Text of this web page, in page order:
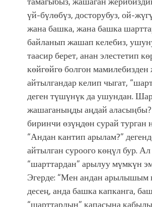
үй-бүлөбүз, досторубуз, ой-
жана башка, жана башка
байланып жашап келебиз,
таасир берет, анан элестетип
көйгөйгө болгон мамилебизден
айтылгандар келип чыгат,
деген түшүнүк да ушундан.
жашаганыңды аңдай
биринчи өзүңдөн сурай турган
“Андан кантип арылам?”
айтылган суроого көңүл бур. Ал
“шарттардан” арылуу мүмкүн
Эгерде: “Мен андан арылышым
десең, анда башка капканга,
“шарттардын” капасына